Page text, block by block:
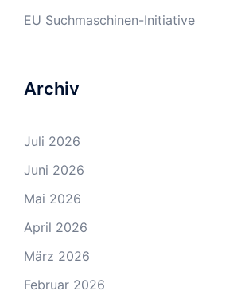
EU Suchmaschinen-Initiative
Archiv
Juli 2026
Juni 2026
Mai 2026
April 2026
März 2026
Februar 2026